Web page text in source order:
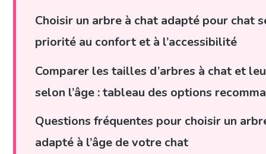
Choisir un arbre à chat adapté pour chat
priorité au confort et à l’accessibilité
Comparer les tailles d’arbres à chat et
selon l’âge : tableau des options
Questions fréquentes pour choisir un
adapté à l’âge de votre chat